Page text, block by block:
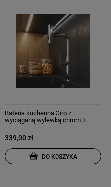
Bateria kuchenna Giro z
wyciąganą wylewką chrom 3
339,00 zł
DO KOSZYKA